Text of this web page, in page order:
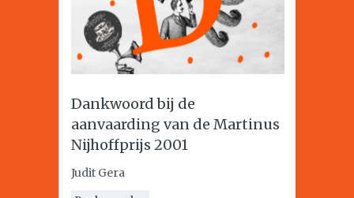
Dankwoord bij de
aanvaarding van de Martinus
Nijhoffprijs 2001
Judit Gera